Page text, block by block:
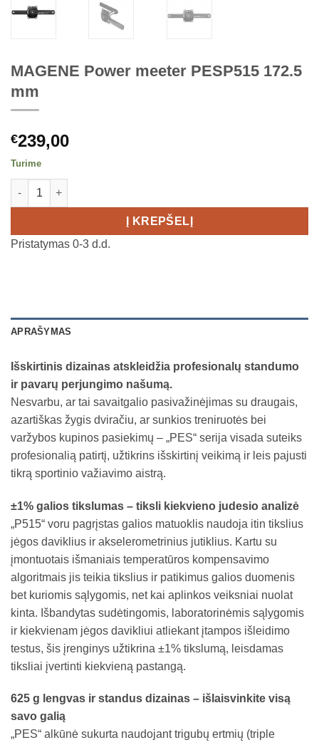
MAGENE Power meeter PESP515 172.5
mm
€239,00
Turime
produkto kiekis: MAGENE Power meeter PESP515 172.5 mm
Į KREPŠELĮ
Pristatymas 0-3 d.d.
APRAŠYMAS
Išskirtinis dizainas atskleidžia profesionalų standumo
ir pavarų perjungimo našumą.
Nesvarbu, ar tai savaitgalio pasivažinėjimas su draugais,
azartiškas žygis dviračiu, ar sunkios treniruotės bei
varžybos kupinos pasiekimų – „PES“ serija visada suteiks
profesionalią patirtį, užtikrins išskirtinį veikimą ir leis pajusti
tikrą sportinio važiavimo aistrą.
±1% galios tikslumas – tiksli kiekvieno judesio analizė
„P515“ voru pagrįstas galios matuoklis naudoja itin tikslius
jėgos daviklius ir akselerometrinius jutiklius. Kartu su
įmontuotais išmaniais temperatūros kompensavimo
algoritmais jis teikia tikslius ir patikimus galios duomenis
bet kuriomis sąlygomis, net kai aplinkos veiksniai nuolat
kinta. Išbandytas sudėtingomis, laboratorinėmis sąlygomis
ir kiekvienam jėgos davikliui atliekant įtampos išleidimo
testus, šis įrenginys užtikrina ±1% tikslumą, leisdamas
tiksliai įvertinti kiekvieną pastangą.
625 g lengvas ir standus dizainas – išlaisvinkite visą
savo galią
„PES“ alkūnė sukurta naudojant trigubų ertmių (triple